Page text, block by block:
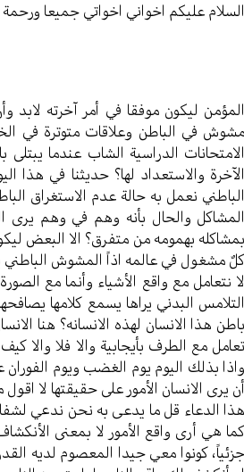
السلام عليكم اخواني اخواتي جميعا ورحمة
المؤمن ليكون موفقا في أمر آخرته لابد
مشوش في الباطن وعلاقات متوترة في
الامتحانات الدراسية الشاب عندما
الآخرة والاستعداد لها؟ حديثنا في
الباطني نعمل به حالة عدم الاستغراق
المشاكل والحال بأنه وهم في وهم يرى
بمشاكله بهمومه من متفرق؟ الا البعض
كلٌ مشغول في عالمه اذاً المشوش الباطني
لا نتعامل مع واقع الأشياء وأنما مع
التلامس البدني يراها يسمع كلامها
باطن هذا الانسان لهذه الانسانه؟ هنا
تعامل مع الطرف بأيجابية والا فلا والا
واذا بذلك اليوم يوم الغضب ويوم الفوران
أن يرى الانسان الأمور على حقيقتها لا
هذا الدعاء قل ما يدعى به نحن ندعي لشفاء
كما هي أرى واقع الأمور لا بمعنى
جزئياً، كونوا معي جيدا المعصوم لديه